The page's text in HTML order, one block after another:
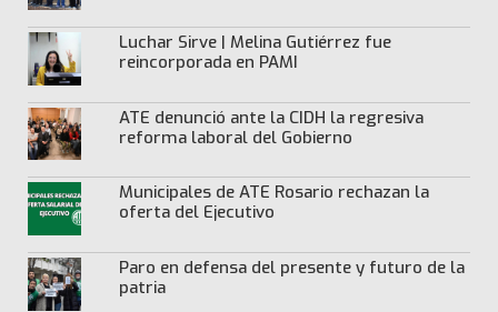
Luchar Sirve | Melina Gutiérrez fue
reincorporada en PAMI
ATE denunció ante la CIDH la regresiva
reforma laboral del Gobierno
Municipales de ATE Rosario rechazan la
oferta del Ejecutivo
Paro en defensa del presente y futuro de la
patria